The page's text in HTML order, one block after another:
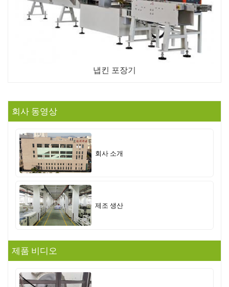
냅킨 포장기
회사 동영상
회사 소개
제조 생산
제품 비디오